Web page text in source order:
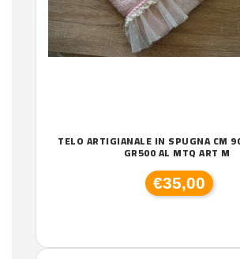
TELO ARTIGIANALE IN SPUGNA CM
GR500 AL MTQ ART M
€35,00